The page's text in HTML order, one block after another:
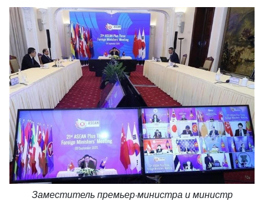
Заместитель премьер-министра и министр